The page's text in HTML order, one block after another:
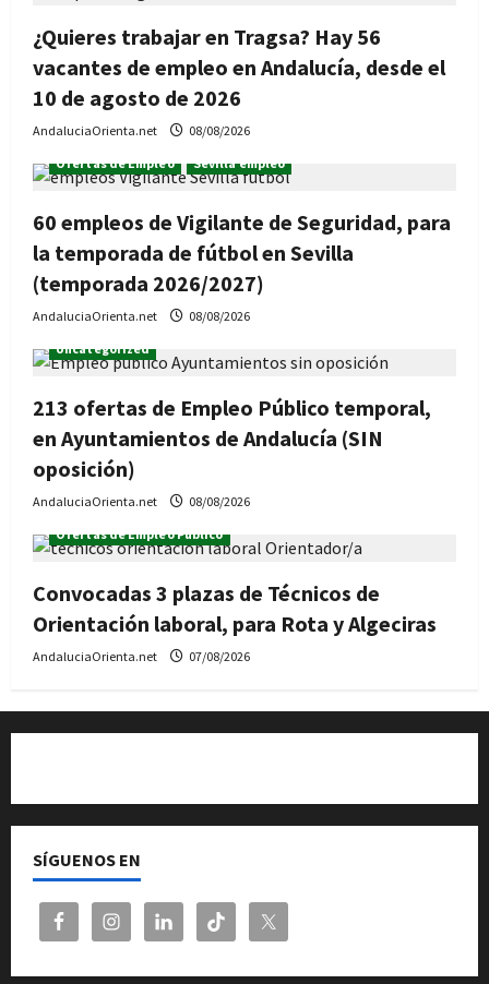
¿Quieres trabajar en Tragsa? Hay 56
vacantes de empleo en Andalucía, desde el
10 de agosto de 2026
AndaluciaOrienta.net
08/08/2026
Ofertas de Empleo
Sevilla empleo
60 empleos de Vigilante de Seguridad, para
la temporada de fútbol en Sevilla
(temporada 2026/2027)
AndaluciaOrienta.net
08/08/2026
Uncategorized
213 ofertas de Empleo Público temporal,
en Ayuntamientos de Andalucía (SIN
oposición)
AndaluciaOrienta.net
08/08/2026
Ofertas de Empleo Público
Convocadas 3 plazas de Técnicos de
Orientación laboral, para Rota y Algeciras
AndaluciaOrienta.net 07/08/2026
SÍGUENOS EN